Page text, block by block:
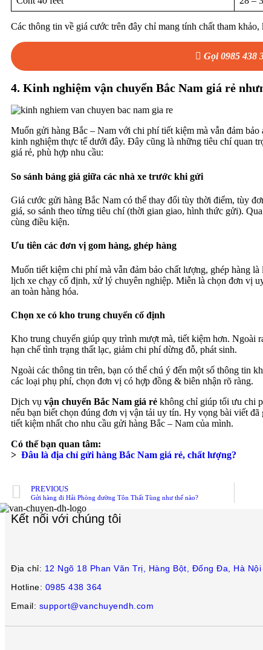
Các thông tin về giá cước trên đây chỉ mang tính chất tham
Gọi 0985 438
4. Kinh nghiệm vận chuyển Bắc Nam giá rẻ
Muốn gửi hàng Bắc – Nam với chi phí tiết kiệm mà vẫn đảm bảo
kinh nghiệm thực tế dưới đây. Đây cũng là những tiêu chí quan
giá rẻ, phù hợp nhu cầu:
So sánh bảng giá giữa các nhà xe trước khi gửi
Giá cước gửi hàng Bắc Nam có thể thay đổi tùy thời điểm, tùy
giá, so sánh theo từng tiêu chí (thời gian giao, hình thức gửi).
cùng điều kiện.
Ưu tiên các đơn vị gom hàng, ghép hàng
Muốn tiết kiệm chi phí mà vẫn đảm bảo chất lượng, ghép hàng
lịch xe chạy cố định, xử lý chuyên nghiệp. Miễn là chọn đơn vị
an toàn hàng hóa.
Chọn xe có kho trung chuyển cố định
Kho trung chuyển giúp quy trình mượt mà, tiết kiệm hơn. Ngoài
hạn chế tình trạng thất lạc, giảm chi phí dừng đỗ, phát sinh.
Ngoài các thông tin trên, bạn có thể chú ý đến một số thông tin
các loại phụ phí, chọn đơn vị có hợp đồng & biên nhận rõ ràng.
Dịch vụ vận chuyển Bắc Nam giá rẻ không chỉ giúp tối ưu chi
nếu bạn biết chọn đúng đơn vị vận tải uy tín. Hy vọng bài viết
tiết kiệm nhất cho nhu cầu gửi hàng Bắc – Nam của mình.
Có thể bạn quan tâm:
> Đâu là địa chỉ gửi hàng Bắc Nam giá rẻ, chất lượng?
PREVIOUS
Gửi hàng đi Hải Phòng đường Tôn Thất Tùng như thế nào?
Kết nối với chúng tôi
Địa chỉ: 12 Ngõ 18 Phan Văn Trị, Hàng Bột, Đống Đa, Hà Nội
Hotline: 0985 438 364
Email: support@vanchuyendh.com